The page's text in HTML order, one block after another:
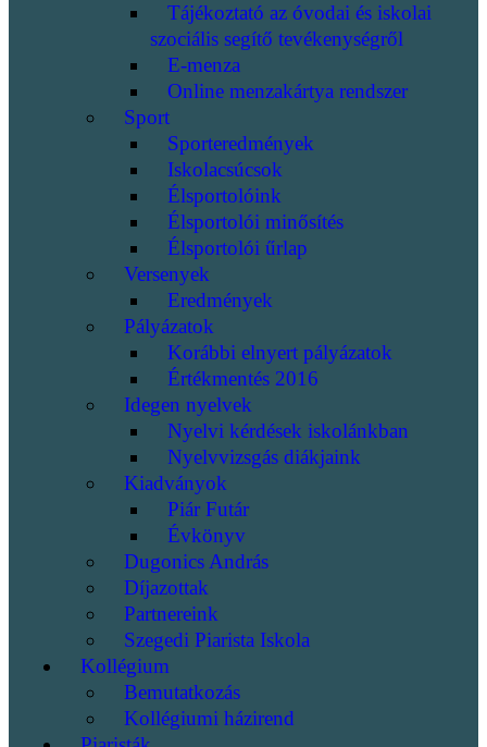
Tájékoztató az óvodai és iskolai
szociális segítő tevékenységről
E-menza
Online menzakártya rendszer
Sport
Sporteredmények
Iskolacsúcsok
Élsportolóink
Élsportolói minősítés
Élsportolói űrlap
Versenyek
Eredmények
Pályázatok
Korábbi elnyert pályázatok
Értékmentés 2016
Idegen nyelvek
Nyelvi kérdések iskolánkban
Nyelvvizsgás diákjaink
Kiadványok
Piár Futár
Évkönyv
Dugonics András
Díjazottak
Partnereink
Szegedi Piarista Iskola
Kollégium
Bemutatkozás
Kollégiumi házirend